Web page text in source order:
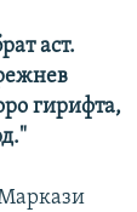
аст.
гирифта,